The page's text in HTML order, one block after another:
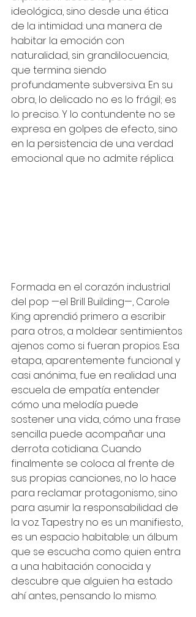
ideológica, sino desde una ética
de la intimidad: una manera de
habitar la emoción con
naturalidad, sin grandilocuencia,
que termina siendo
profundamente subversiva. En su
obra, lo delicado no es lo frágil; es
lo preciso. Y lo contundente no se
expresa en golpes de efecto, sino
en la persistencia de una verdad
emocional que no admite réplica.
Formada en el corazón industrial
del pop —el Brill Building—, Carole
King aprendió primero a escribir
para otros, a moldear sentimientos
ajenos como si fueran propios. Esa
etapa, aparentemente funcional y
casi anónima, fue en realidad una
escuela de empatía: entender
cómo una melodía puede
sostener una vida, cómo una frase
sencilla puede acompañar una
derrota cotidiana. Cuando
finalmente se coloca al frente de
sus propias canciones, no lo hace
para reclamar protagonismo, sino
para asumir la responsabilidad de
la voz. Tapestry no es un manifiesto,
es un espacio habitable: un álbum
que se escucha como quien entra
a una habitación conocida y
descubre que alguien ha estado
ahí antes, pensando lo mismo.